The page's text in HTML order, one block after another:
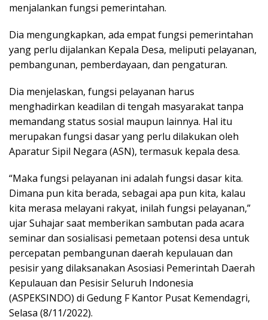
menjalankan fungsi pemerintahan.
Dia mengungkapkan, ada empat fungsi pemerintahan
yang perlu dijalankan Kepala Desa, meliputi pelayanan,
pembangunan, pemberdayaan, dan pengaturan.
Dia menjelaskan, fungsi pelayanan harus
menghadirkan keadilan di tengah masyarakat tanpa
memandang status sosial maupun lainnya. Hal itu
merupakan fungsi dasar yang perlu dilakukan oleh
Aparatur Sipil Negara (ASN), termasuk kepala desa.
“Maka fungsi pelayanan ini adalah fungsi dasar kita.
Dimana pun kita berada, sebagai apa pun kita, kalau
kita merasa melayani rakyat, inilah fungsi pelayanan,”
ujar Suhajar saat memberikan sambutan pada acara
seminar dan sosialisasi pemetaan potensi desa untuk
percepatan pembangunan daerah kepulauan dan
pesisir yang dilaksanakan Asosiasi Pemerintah Daerah
Kepulauan dan Pesisir Seluruh Indonesia
(ASPEKSINDO) di Gedung F Kantor Pusat Kemendagri,
Selasa (8/11/2022).